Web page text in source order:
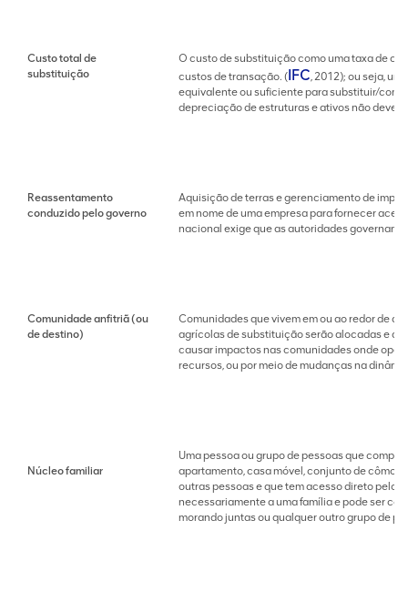
Custo total de
substituição
O custo de substituição como uma taxa de
custos de transação. ( IFC, 2012); ou seja,
equivalente ou suficiente para substituir/
depreciação de estruturas e ativos não deve
Reassentamento
conduzido pelo governo
Aquisição de terras e gerenciamento de
em nome de uma empresa para fornecer
nacional exige que as autoridades
Comunidade anfitriã (ou
de destino)
Comunidades que vivem em ou ao redor de
agrícolas de substituição serão alocadas e
causar impactos nas comunidades onde
recursos, ou por meio de mudanças na
Núcleo familiar
Uma pessoa ou grupo de pessoas que
apartamento, casa móvel, conjunto de
outras pessoas e que tem acesso direto pelo
necessariamente a uma família e pode ser
morando juntas ou qualquer outro grupo de